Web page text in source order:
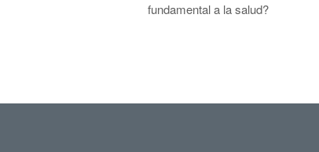
fundamental a la salud?